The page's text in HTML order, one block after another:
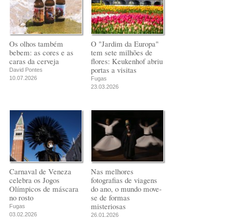
Os olhos também
bebem: as cores e as
caras da cerveja
David Pontes
10.07.2026
O "Jardim da Europa"
tem sete milhões de
flores: Keukenhof abriu
portas a visitas
Fugas
23.03.2026
Carnaval de Veneza
celebra os Jogos
Olímpicos de máscara
no rosto
Fugas
03.02.2026
Nas melhores
fotografias de viagens
do ano, o mundo move-
se de formas
misteriosas
26.01.2026